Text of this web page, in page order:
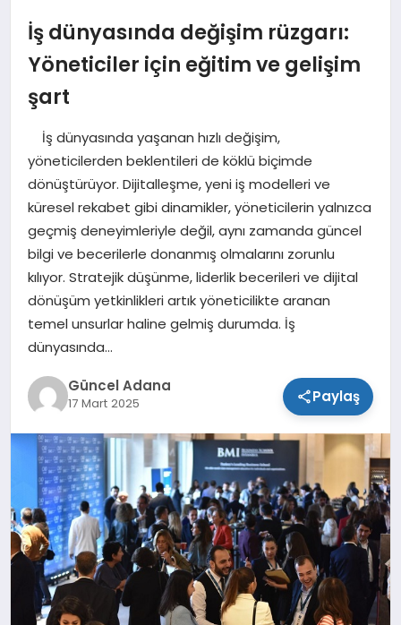
MAGAZIN
SAĞLIK
SPOR
TEKNOLOJI
İş dünyasında değişim rüzgarı:
Yöneticiler için eğitim ve gelişim
şart
İş dünyasında yaşanan hızlı değişim,
yöneticilerden beklentileri de köklü biçimde
dönüştürüyor. Dijitalleşme, yeni iş modelleri ve
küresel rekabet gibi dinamikler, yöneticilerin yalnızca
geçmiş deneyimleriyle değil, aynı zamanda güncel
bilgi ve becerilerle donanmış olmalarını zorunlu
kılıyor. Stratejik düşünme, liderlik becerileri ve dijital
dönüşüm yetkinlikleri artık yöneticilikte aranan
temel unsurlar haline gelmiş durumda. İş
dünyasında…
Güncel Adana
17 Mart 2025 Paylaş